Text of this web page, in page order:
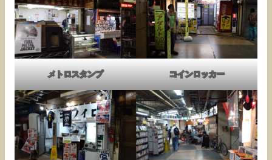
メトロスタンプ コインロッカー